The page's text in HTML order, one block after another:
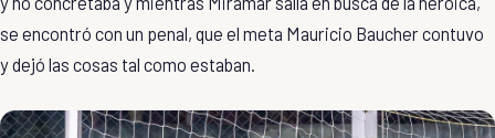
se encontró con un penal, que el meta Mauricio Baucher contuvo
y dejó las cosas tal como estaban.